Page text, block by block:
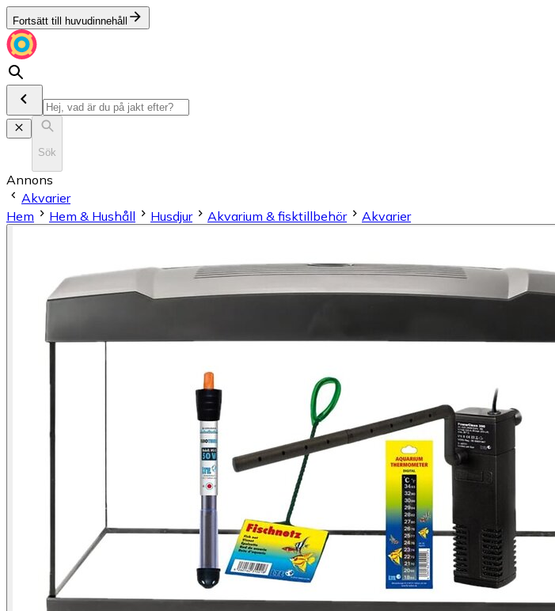
Fortsätt till huvudinnehåll
Sök
Annons
Akvarier
Hem
Hem & Hushåll Husdjur Akvarium & fisktillbehör Akvarier